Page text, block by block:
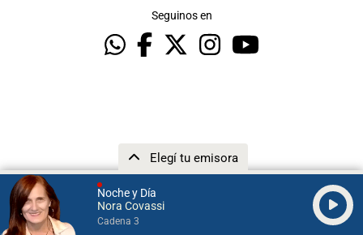
Noche y Día
Nora Covassi
Cadena 3
Elegí tu emisora
Seguinos en